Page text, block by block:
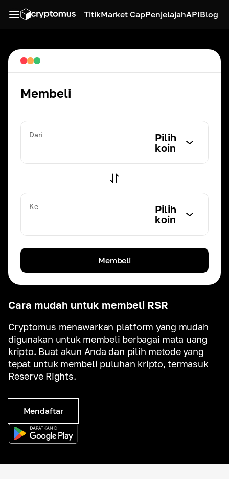
TitikMarket CapPenjelajahAPIBlog
Cara mudah untuk membeli RSR
Cryptomus menawarkan platform yang mudah
digunakan untuk membeli berbagai mata uang
kripto. Buat akun Anda dan pilih metode yang
tepat untuk membeli puluhan kripto, termasuk
Reserve Rights.
Mendaftar
Membeli
Dari
Pilih
koin
Ke
Pilih
koin
Membeli